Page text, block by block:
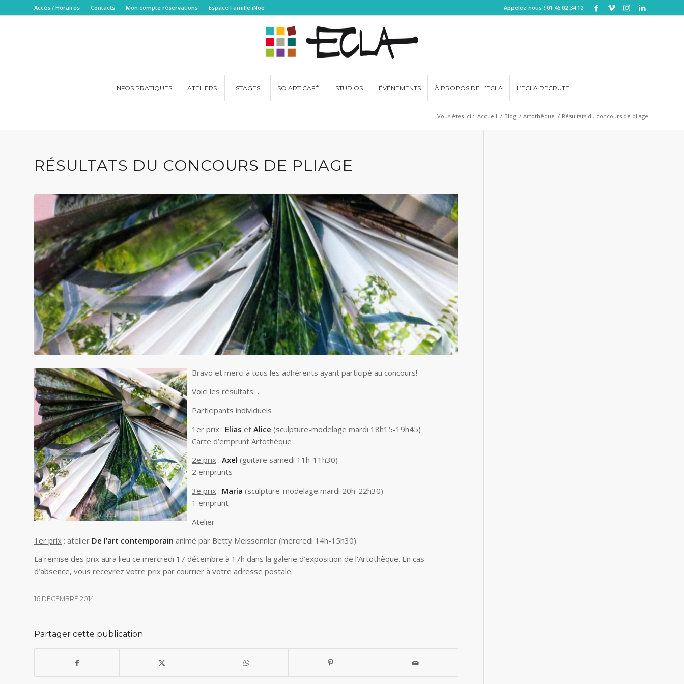
Accès / Horaires Contacts Mon compte réservations Espace Famille iNoé Appelez-nous ! 01 46 02 34 12
INFOS PRATIQUES ATELIERS STAGES SO ART CAFÉ STUDIOS ÉVÉNEMENTS À PROPOS DE L’ECLA L’ECLA RECRUTE
Vous êtes ici : Accueil / Blog / Artothèque / Résultats du concours de pliage
RÉSULTATS DU CONCOURS DE PLIAGE
Bravo et merci à tous les adhérents ayant participé au concours!
Voici les résultats…
Participants individuels
1er prix : Elias et Alice (sculpture-modelage mardi 18h15-19h45)
Carte d’emprunt Artothèque
2e prix : Axel (guitare samedi 11h-11h30)
2 emprunts
3e prix : Maria (sculpture-modelage mardi 20h-22h30)
1 emprunt
Atelier
1er prix : atelier De l’art contemporain animé par Betty Meissonnier (mercredi 14h-15h30)
La remise des prix aura lieu ce mercredi 17 décembre à 17h dans la galerie d’exposition de l’Artothèque. En cas
d’absence, vous recevrez votre prix par courrier à votre adresse postale.
16 DÉCEMBRE 2014
Partager cette publication